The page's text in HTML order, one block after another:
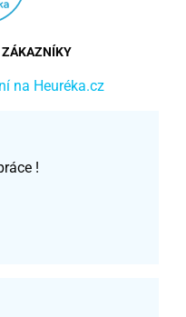
ZÁKAZNÍKY
na Heuréka.cz
!